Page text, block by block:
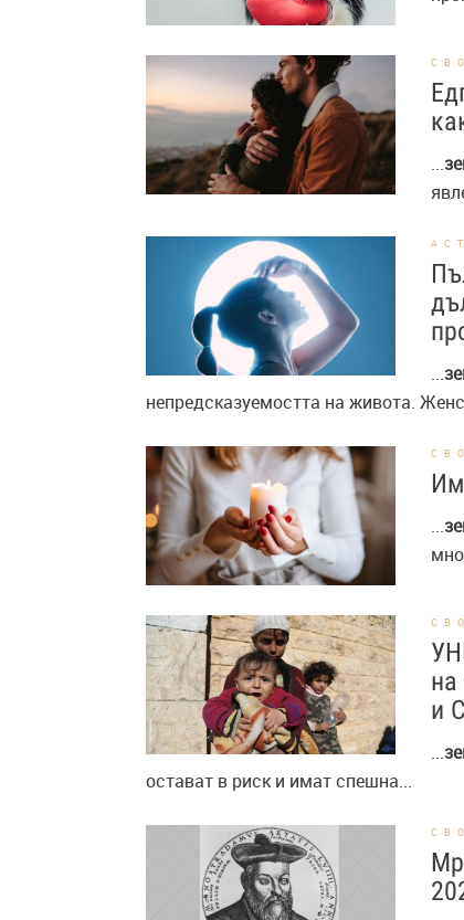
...
...
непредсказуемостта на живота.
...
на
и
...
остават в риск и имат спешна...